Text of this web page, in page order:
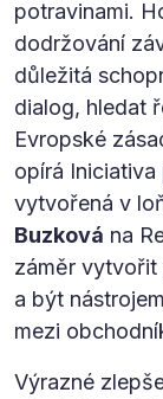
potravinami.
dodržování
důležitá
dialog, hledat
Evropské
opírá
vytvořená v
Buzková na
záměr
a být
mezi
Výrazné